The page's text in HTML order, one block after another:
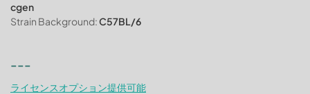
cgen
Strain Background:C57BL/6
---
ライセンスオプション提供可能